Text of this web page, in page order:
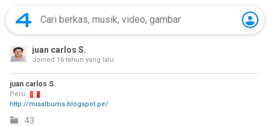
juan carlos S.
Joined 16 tahun yang lalu
juan carlos S.
Peru
http://misalbums.blogspot.pe/
43